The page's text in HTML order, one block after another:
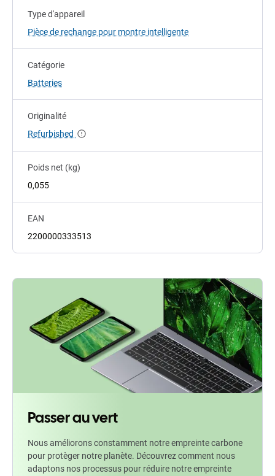
Type d'appareil
Pièce de rechange pour montre intelligente
Catégorie
Batteries
Originalité
Refurbished
Poids net (kg)
0,055
EAN
2200000333513
Passer au vert
Nous améliorons constamment notre empreinte carbone
pour protèger notre planète. Découvrez comment nous
adaptons nos processus pour réduire notre empreinte